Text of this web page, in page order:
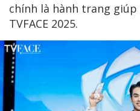
chính là hành trang giúp
TVFACE 2025.